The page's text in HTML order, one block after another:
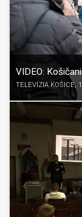
VIDEO:
TELEVÍZIA KOŠICE,